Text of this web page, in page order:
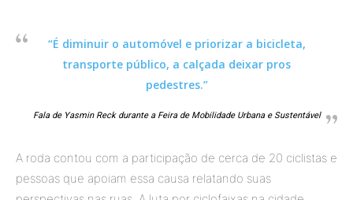
“É diminuir o automóvel e priorizar a bicicleta,
transporte público, a calçada deixar pros
pedestres.”
Fala de Yasmin Reck durante a Feira de Mobilidade Urbana e Sustentável
A roda contou com a participação de cerca de 20 ciclistas e
pessoas que apoiam essa causa relatando suas